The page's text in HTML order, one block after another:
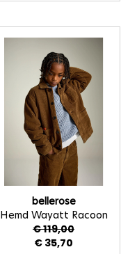
bellerose
Hemd Wayatt Racoon
€ 119,00
€ 35,70